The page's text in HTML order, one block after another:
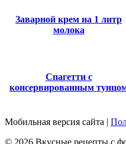
Заварной крем на 1 литр
молока
Спагетти с
консервированным
Мобильная версия сайта |
© 2026 Вкусные рецепты с